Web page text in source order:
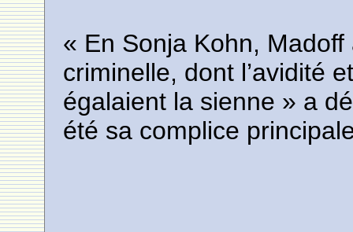
« En Sonja Kohn,
criminelle, dont l’avidité
égalaient la sienne » a
été sa complice